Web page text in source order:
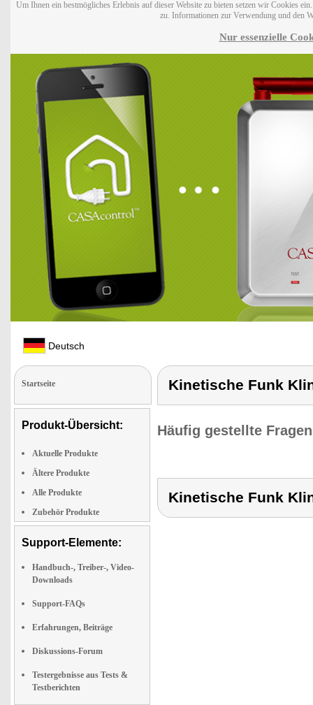
Um Ihnen ein bestmögliches Erlebnis auf dieser Website zu bieten setzen wir Cookies
zu. Informationen zur Verwendung und den
Nur essenzielle
Deutsch
Startseite
Produkt-Übersicht:
Aktuelle Produkte
Ältere Produkte
Alle Produkte
Zubehör Produkte
Support-Elemente:
Handbuch-, Treiber-, Video-
Downloads
Support-FAQs
Erfahrungen, Beiträge
Diskussions-Forum
Testergebnisse aus Tests &
Testberichten
Kinetische Funk
Häufig gestellte
Kinetische Funk